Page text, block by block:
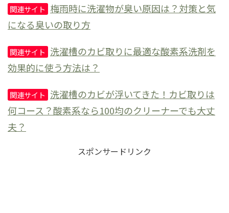
関連サイト 梅雨時に洗濯物が臭い原因は？対策と気
になる臭いの取り方
関連サイト 洗濯槽のカビ取りに最適な酸素系洗剤を
効果的に使う方法は？
関連サイト 洗濯槽のカビが浮いてきた！カビ取りは
何コース？酸素系なら100均のクリーナーでも大丈
夫？
スポンサードリンク